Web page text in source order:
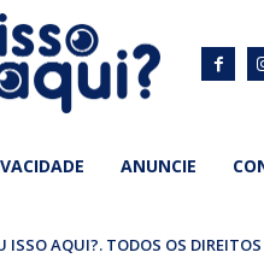
ANUNCIE
ISSO AQUI?. TODOS OS DIREITOS